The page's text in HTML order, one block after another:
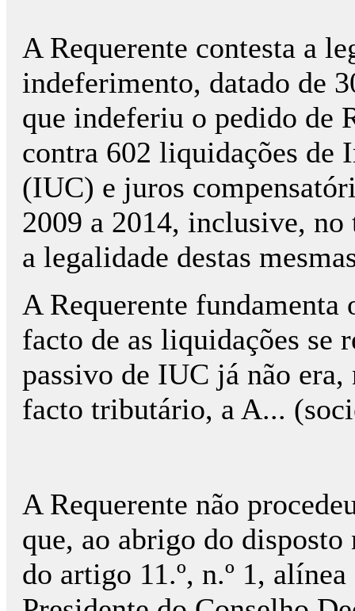
A Requerente contesta a
indeferimento, datado de
que indeferiu o pedido de
contra 602 liquidações de
(IUC) e juros
2009 a 2014, inclusive,
a legalidade destas
A Requerente
facto de as liquidações se
passivo de IUC já não
facto tributário, a A...
A Requerente não
que, ao abrigo do disposto
do artigo 11.º, n.º 1,